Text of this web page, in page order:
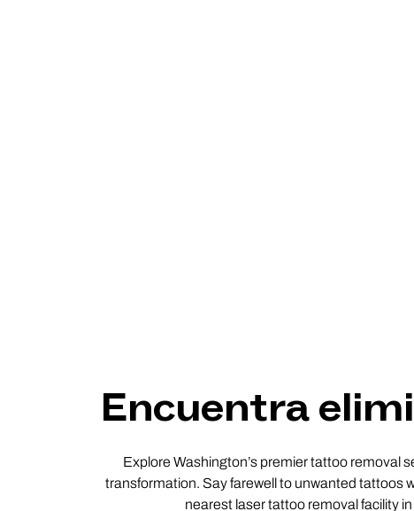
Encuentra
Explore Washington’s premier tattoo removal
transformation. Say farewell to unwanted tattoos
nearest laser tattoo removal facility